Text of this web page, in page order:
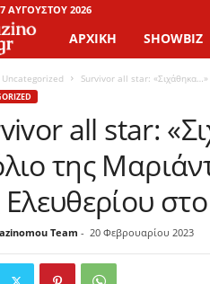
ΑΥΓΟΎΣΤΟΥ 2026
a
z
i
n
ΑΡΧΙΚΉ SHOWBIZ
Uncategorized Survivor all star: «Σιχάθηκα…»
all star:
της
Team - 20 Φεβρουαρίου 2023